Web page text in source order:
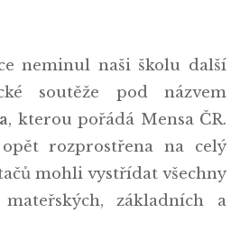
neminul naši školu další
soutěže pod názvem
, kterou pořádá Mensa ČR.
rozprostřena na celý
mohli vystřídat všechny
základních a